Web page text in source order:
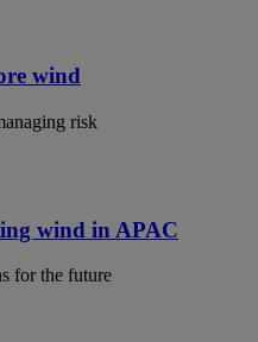
wind
risk
wind in APAC
for the future